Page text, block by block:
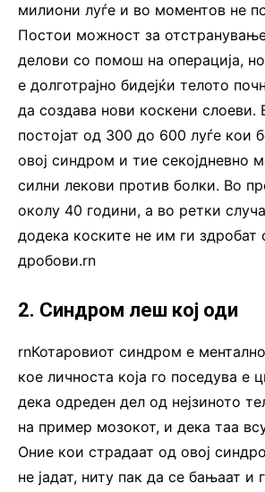
милиони луѓе и во моментов не
Постои можност за
делови со помош на операција,
е долготрајно бидејќи телото
да создава нови коскени слоеви.
постојат од 300 до 600 луѓе кои
овој синдром и тие секојдневно
силни лекови против болки. Во
околу 40 години, а во ретки
додека коските не им ги здробат
дробови.rn
2. Синдром леш кој оди
rnКотаровиот синдром е
кое личноста која го поседува е
дека одреден дел од нејзиното
на пример мозокот, и дека таа
Оние кои страдаат од овој
не јадат, ниту пак да се бањаат и